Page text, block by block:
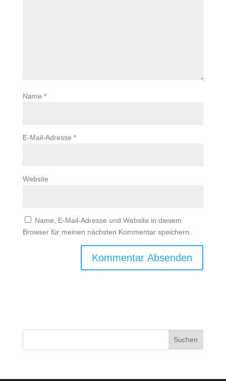
Name *
E-Mail-Adresse *
Website
Name, E-Mail-Adresse und Website in diesem
Browser für meinen nächsten Kommentar speichern.
Suchen